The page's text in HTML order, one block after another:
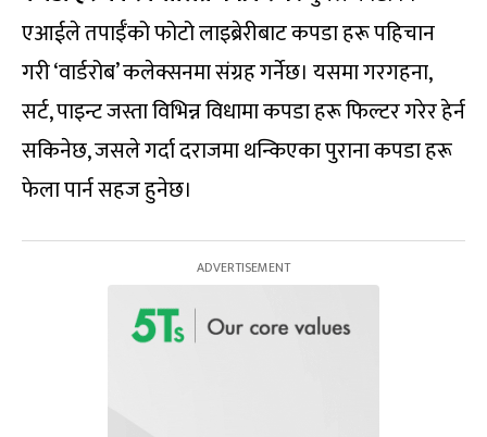
एआईले तपाईँको फोटो लाइब्रेरीबाट कपडा हरू पहिचान
गरी ‘वार्डरोब’ कलेक्सनमा संग्रह गर्नेछ। यसमा गरगहना,
सर्ट, पाइन्ट जस्ता विभिन्न विधामा कपडा हरू फिल्टर गरेर हेर्न
सकिनेछ, जसले गर्दा दराजमा थन्किएका पुराना कपडा हरू
फेला पार्न सहज हुनेछ।